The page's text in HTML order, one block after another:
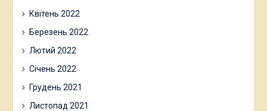
Квітень 2022
Березень 2022
Лютий 2022
Січень 2022
Грудень 2021
Листопад 2021